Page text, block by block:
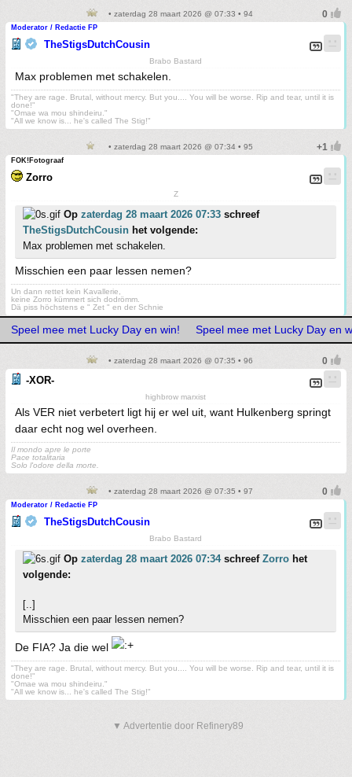
• zaterdag 28 maart 2026 @ 07:33 • 94
Moderator / Redactie FP
TheStigsDutchCousin
Brabo Bastard
Max problemen met schakelen.
"They are rage. Brutal, without mercy. But you.... You will be worse. Rip and tear, until it is
done!"
"Omae wa mou shindeiru."
"All we know is... he's called The Stig!"
• zaterdag 28 maart 2026 @ 07:34 • 95
FOK!Fotograaf
Zorro
Z
Op zaterdag 28 maart 2026 07:33 schreef
TheStigsDutchCousin het volgende:
Max problemen met schakelen.
Misschien een paar lessen nemen?
Un dann rettet kein Kavallerie,
keine Zorro kümmert sich dodrömm.
Dä piss höchstens e " Zet " en der Schnie
Speel mee met Lucky Day en win! Speel mee met Lucky Day en
• zaterdag 28 maart 2026 @ 07:35 • 96
-XOR-
highbrow marxist
Als VER niet verbetert ligt hij er wel uit, want Hulkenberg springt
daar echt nog wel overheen.
Il mondo apre le porte
Pace totalitaria
Solo l'odore della morte.
• zaterdag 28 maart 2026 @ 07:35 • 97
Moderator / Redactie FP
TheStigsDutchCousin
Brabo Bastard
Op zaterdag 28 maart 2026 07:34schreef Zorro het
volgende:
[..]
Misschien een paar lessen nemen?
De FIA? Ja die wel
"They are rage. Brutal, without mercy. But you.... You will be worse. Rip and tear, until it is
done!"
"Omae wa mou shindeiru."
"All we know is... he's called The Stig!"
▼ Advertentie door Refinery89